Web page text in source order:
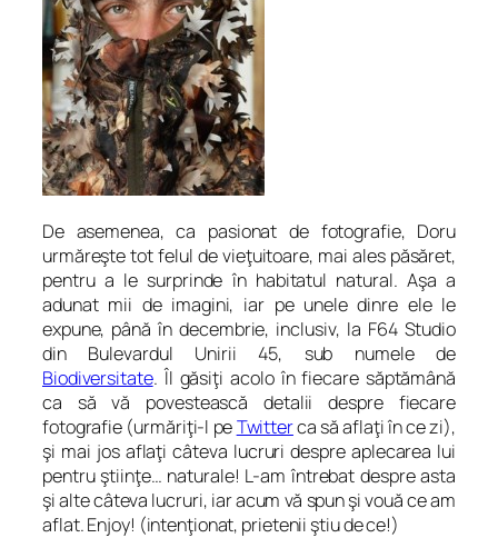
De asemenea, ca pasionat de fotografie, Doru
urmăreşte tot felul de vieţuitoare, mai ales păsăret,
pentru a le surprinde în habitatul natural. Aşa a
adunat mii de imagini, iar pe unele dinre ele le
expune, până în decembrie, inclusiv, la F64 Studio
din Bulevardul Unirii 45, sub numele de
Biodiversitate. Îl găsiţi acolo în fiecare săptămână
ca să vă povestească detalii despre fiecare
fotografie (urmăriţi-l peTwitterca să aflaţi în ce zi),
şi mai jos aflaţi câteva lucruri despre aplecarea lui
pentru ştiinţe… naturale! L-am întrebat despre asta
şi alte câteva lucruri, iar acum vă spun şi vouă ce am
aflat. Enjoy! (intenţionat, prietenii ştiu de ce!)